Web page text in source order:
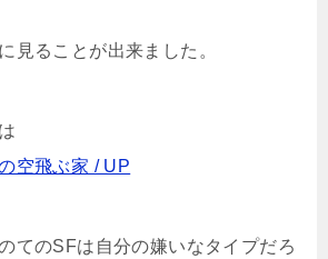
見ることが出来ました。
空飛ぶ家 / UP
てのSFは自分の嫌いなタイプだろ